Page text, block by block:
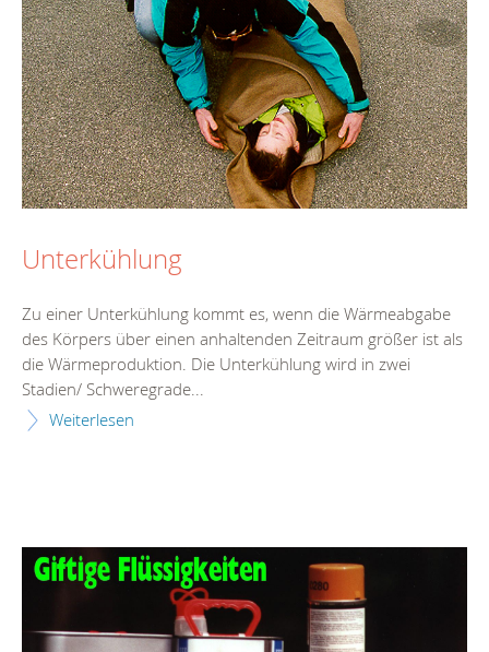
Unterkühlung
Zu einer Unterkühlung kommt es, wenn die Wärmeabgabe
des Körpers über einen anhaltenden Zeitraum größer ist als
die Wärmeproduktion. Die Unterkühlung wird in zwei
Stadien/ Schweregrade...
Weiterlesen